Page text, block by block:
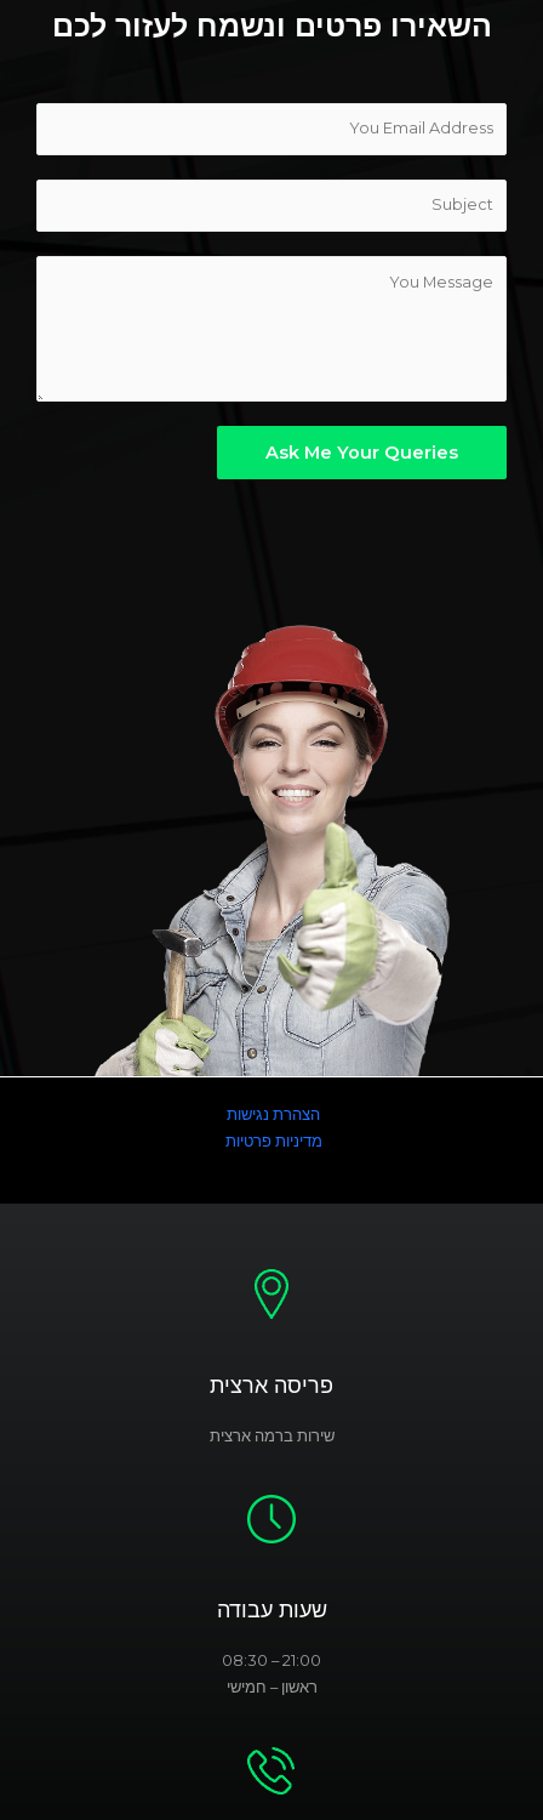
השאירו פרטים ונשמח לעזור לכם
Ask Me Your Queries
הצהרת נגישות
מדיניות פרטיות
פריסה ארצית
שירות ברמה ארצית
שעות עבודה
21:00 – 08:30
ראשון – חמישי